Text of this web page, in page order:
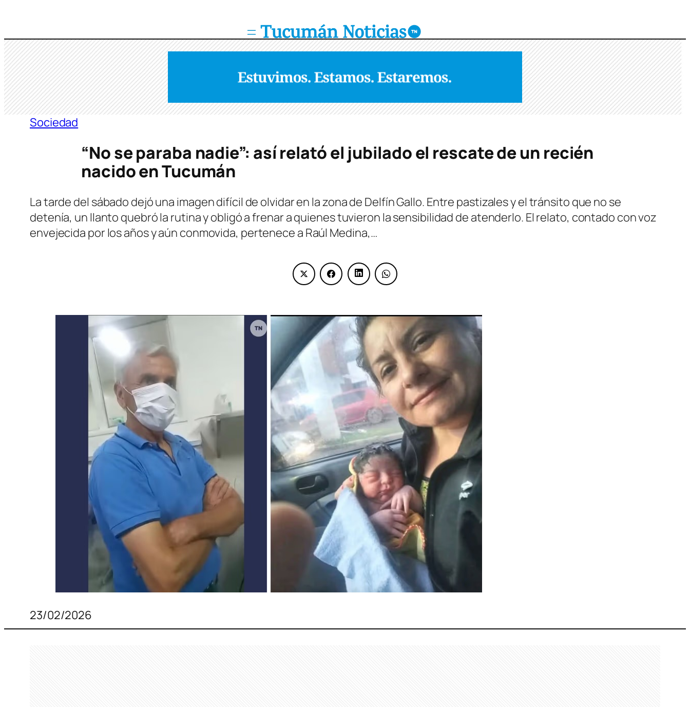
contenido
Sociedad
“No se paraba nadie”: así relató el jubilado el rescate de un recién
nacido en Tucumán
La tarde del sábado dejó una imagen difícil de olvidar en la zona de Delfín Gallo. Entre pastizales y el tránsito que no se
detenía, un llanto quebró la rutina y obligó a frenar a quienes tuvieron la sensibilidad de atenderlo. El relato, contado con voz
envejecida por los años y aún conmovida, pertenece a Raúl Medina,…
23/02/2026